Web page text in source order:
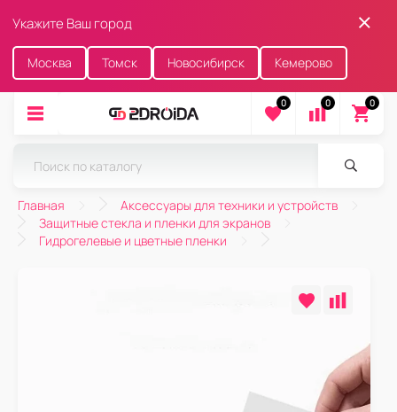
Укажите Ваш город
Москва Томск Новосибирск Кемерово
0 0 0
Главная
Аксессуары для техники и устройств
Защитные стекла и пленки для экранов
Гидрогелевые и цветные пленки